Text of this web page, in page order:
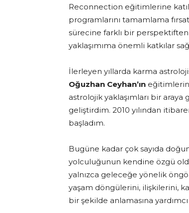
Reconnection eğitimlerine
programlarını tamamlama
sürecine farklı bir perspektiften
yaklaşımıma önemli katkılar
İlerleyen yıllarda karma
Oğuzhan Ceyhan’ın
astrolojik yaklaşımları bir araya
geliştirdim. 2010 yılından
başladım.
Bugüne kadar çok sayıda
yolculuğunun kendine özgü
yalnızca geleceğe yönelik
yaşam döngülerini, ilişkilerini,
bir şekilde anlamasına